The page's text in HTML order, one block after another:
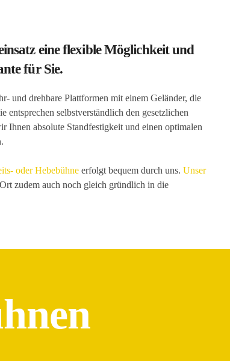
eine flexible Möglichkeit und
für Sie.
und drehbare Plattformen mit einem Geländer, die
entsprechen selbstverständlich den gesetzlichen
Ihnen absolute Standfestigkeit und einen optimalen
oder Hebebühne erfolgt bequem durch uns. Unser
zudem auch noch gleich gründlich in die